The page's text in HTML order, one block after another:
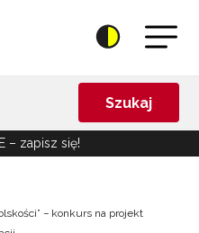
Szukaj
– zapisz się!
− konkurs na projekt